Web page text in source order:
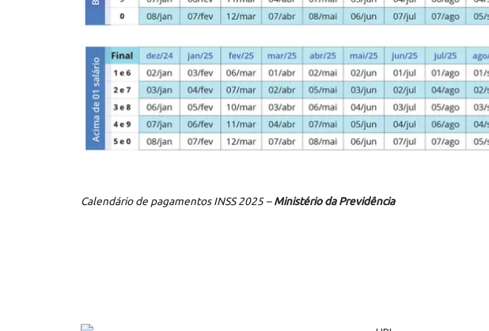
Calendário de pagamentos INSS 2025 –Ministério da Previdência